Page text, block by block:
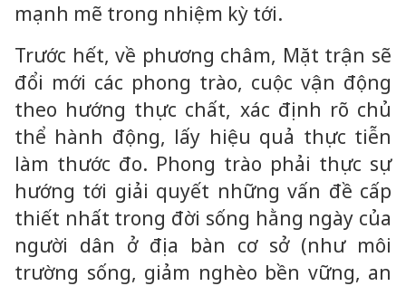
mạnh mẽ trong nhiệm kỳ tới.
Trước hết, về phương châm, Mặt trận sẽ
đổi mới các phong trào, cuộc vận động
theo hướng thực chất, xác định rõ chủ
thể hành động, lấy hiệu quả thực tiễn
làm thước đo. Phong trào phải thực sự
hướng tới giải quyết những vấn đề cấp
thiết nhất trong đời sống hằng ngày của
người dân ở địa bàn cơ sở (như môi
trường sống, giảm nghèo bền vững, an